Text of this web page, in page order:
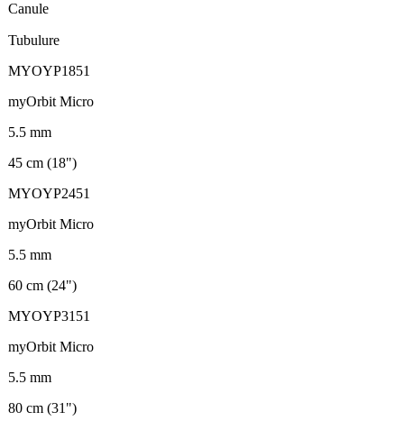
Canule
Tubulure
MYOYP1851
myOrbit Micro
5.5 mm
45 cm (18")
MYOYP2451
myOrbit Micro
5.5 mm
60 cm (24")
MYOYP3151
myOrbit Micro
5.5 mm
80 cm (31")